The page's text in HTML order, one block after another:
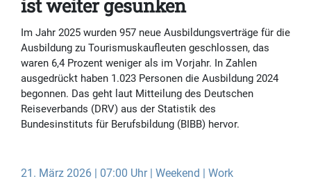
ist weiter gesunken
Im Jahr 2025 wurden 957 neue Ausbildungsverträge für die
Ausbildung zu Tourismuskaufleuten geschlossen, das
waren 6,4 Prozent weniger als im Vorjahr. In Zahlen
ausgedrückt haben 1.023 Personen die Ausbildung 2024
begonnen. Das geht laut Mitteilung des Deutschen
Reiseverbands (DRV) aus der Statistik des
Bundesinstituts für Berufsbildung (BIBB) hervor.
21. März 2026 | 07:00 Uhr | Weekend | Work